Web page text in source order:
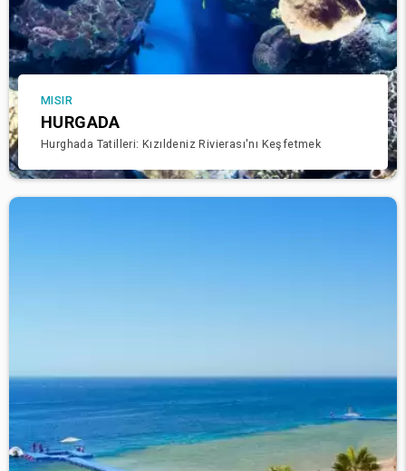
MISIR
HURGADA
Hurghada Tatilleri: Kızıldeniz Rivierası'nı Keşfetmek